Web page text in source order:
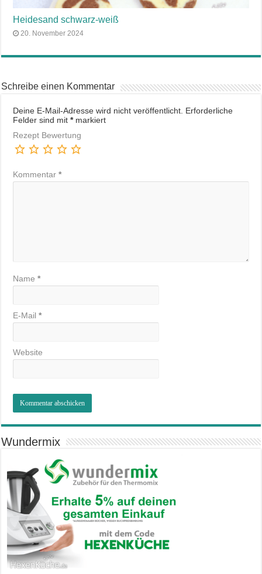
Heidesand schwarz-weiß
20. November 2024
Schreibe einen Kommentar
Deine E-Mail-Adresse wird nicht veröffentlicht. Erforderliche
Felder sind mit*markiert
Rezept Bewertung
Kommentar*
Name*
E-Mail*
Website
Wundermix